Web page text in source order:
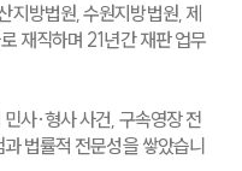
지방법원, 수원지방법원, 제
재직하며 21년간 재판 업무
사·형사 사건, 구속영장 전
법률적 전문성을 쌓았습니